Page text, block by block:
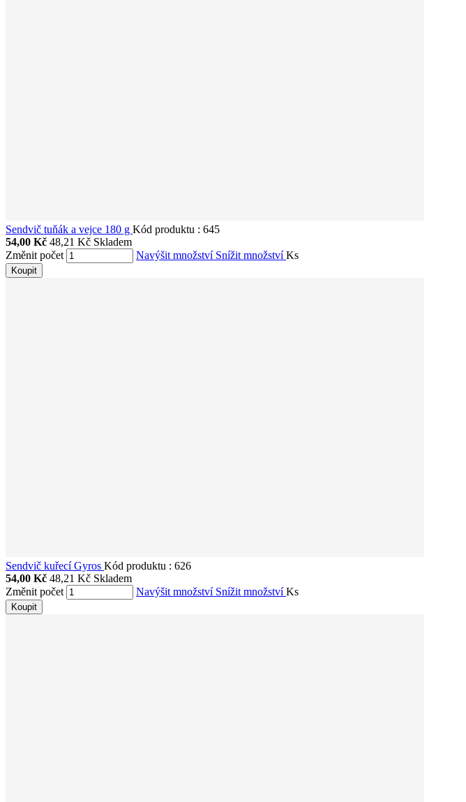
Sendvič tuňák a vejce 180 g Kód produktu : 645
54,00 Kč 48,21 Kč Skladem
Změnit počet
Navýšit množství Snížit množstvíKs
Koupit
Sendvič kuřecí Gyros Kód produktu : 626
54,00 Kč 48,21 Kč Skladem
Změnit počet
Navýšit množství Snížit množstvíKs
Koupit